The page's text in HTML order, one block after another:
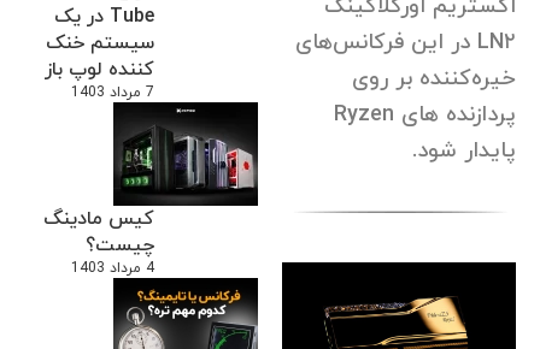
Tube در یک
سیستم خنک
کننده لوپ باز
7 مرداد 1403
کیس مادینگ
چیست؟
4 مرداد 1403
اکستریم اورکلاکینگ
LN٢ در این فرکانس‌های
خیره‌کننده بر روی
پردازنده های Ryzen
پایدار شود.